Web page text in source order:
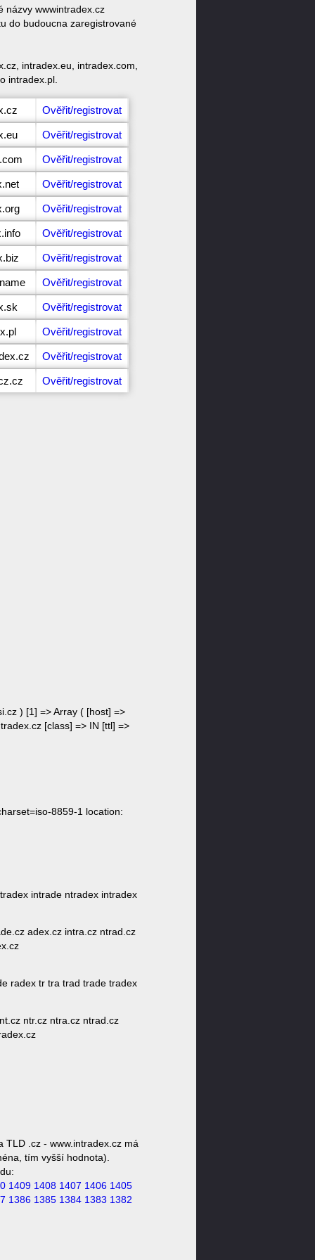
názvy wwwintradex.cz
do budoucna zaregistrované
intradex.eu, intradex.com,
intradex.pl.
Ověřit/registrovat
Ověřit/registrovat
Ověřit/registrovat
Ověřit/registrovat
Ověřit/registrovat
Ověřit/registrovat
Ověřit/registrovat
Ověřit/registrovat
Ověřit/registrovat
Ověřit/registrovat
Ověřit/registrovat
Ověřit/registrovat
) [1] => Array ( [host] =>
[class] => IN [ttl] =>
8859-1 location:
intrade ntradex intradex
adex.cz intra.cz ntrad.cz
radex tr tra trad trade tradex
ntr.cz ntra.cz ntrad.cz
TLD .cz - www.intradex.cz má
tím vyšší hodnota).
1409 1408 1407 1406 1405
1386 1385 1384 1383 1382